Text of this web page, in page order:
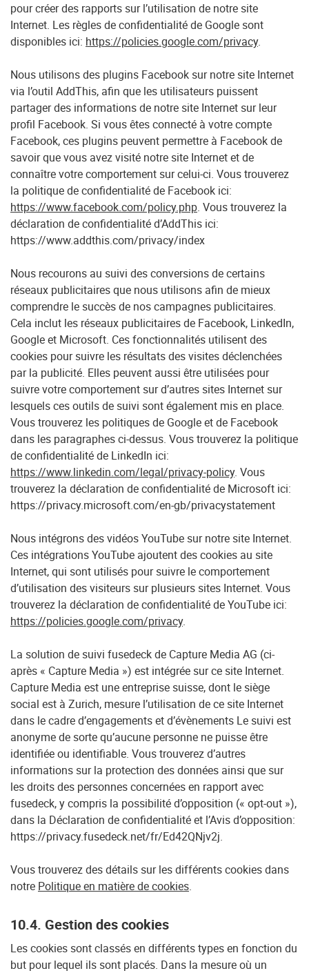
pour créer des rapports sur l’utilisation de notre site
Internet. Les règles de confidentialité de Google sont
disponibles ici: https://policies.google.com/privacy.
Nous utilisons des plugins Facebook sur notre site Internet
via l’outil AddThis, afin que les utilisateurs puissent
partager des informations de notre site Internet sur leur
profil Facebook. Si vous êtes connecté à votre compte
Facebook, ces plugins peuvent permettre à Facebook de
savoir que vous avez visité notre site Internet et de
connaître votre comportement sur celui-ci. Vous trouverez
la politique de confidentialité de Facebook ici:
https://www.facebook.com/policy.php. Vous trouverez la
déclaration de confidentialité d’AddThis ici:
https://www.addthis.com/privacy/index
Nous recourons au suivi des conversions de certains
réseaux publicitaires que nous utilisons afin de mieux
comprendre le succès de nos campagnes publicitaires.
Cela inclut les réseaux publicitaires de Facebook, LinkedIn,
Google et Microsoft. Ces fonctionnalités utilisent des
cookies pour suivre les résultats des visites déclenchées
par la publicité. Elles peuvent aussi être utilisées pour
suivre votre comportement sur d’autres sites Internet sur
lesquels ces outils de suivi sont également mis en place.
Vous trouverez les politiques de Google et de Facebook
dans les paragraphes ci-dessus. Vous trouverez la politique
de confidentialité de LinkedIn ici:
https://www.linkedin.com/legal/privacy-policy. Vous
trouverez la déclaration de confidentialité de Microsoft ici:
https://privacy.microsoft.com/en-gb/privacystatement
Nous intégrons des vidéos YouTube sur notre site Internet.
Ces intégrations YouTube ajoutent des cookies au site
Internet, qui sont utilisés pour suivre le comportement
d’utilisation des visiteurs sur plusieurs sites Internet. Vous
trouverez la déclaration de confidentialité de YouTube ici:
https://policies.google.com/privacy.
La solution de suivi fusedeck de Capture Media AG (ci-
après « Capture Media ») est intégrée sur ce site Internet.
Capture Media est une entreprise suisse, dont le siège
social est à Zurich, mesure l’utilisation de ce site Internet
dans le cadre d’engagements et d’évènements Le suivi est
anonyme de sorte qu’aucune personne ne puisse être
identifiée ou identifiable. Vous trouverez d’autres
informations sur la protection des données ainsi que sur
les droits des personnes concernées en rapport avec
fusedeck, y compris la possibilité d’opposition (« opt-out »),
dans la Déclaration de confidentialité et l’Avis d’opposition:
https://privacy.fusedeck.net/fr/Ed42QNjv2j.
Vous trouverez des détails sur les différents cookies dans
notre Politique en matière de cookies.
10.4. Gestion des cookies
Les cookies sont classés en différents types en fonction du
but pour lequel ils sont placés. Dans la mesure où un